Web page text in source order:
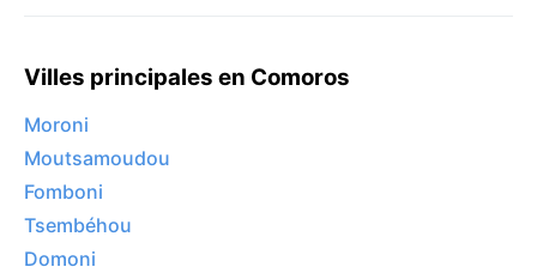
Villes principales en Comoros
Moroni
Moutsamoudou
Fomboni
Tsembéhou
Domoni